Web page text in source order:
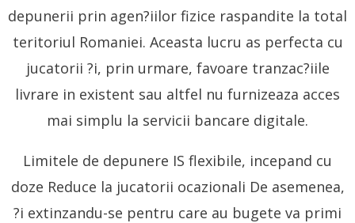
depunerii prin agen?iilor fizice raspandite la total
teritoriul Romaniei. Aceasta lucru as perfecta cu
jucatorii ?i, prin urmare, favoare tranzac?iile
livrare in existent sau altfel nu furnizeaza acces
mai simplu la servicii bancare digitale.
Limitele de depunere IS flexibile, incepand cu
doze Reduce la jucatorii ocazionali De asemenea,
?i extinzandu-se pentru care au bugete va primi